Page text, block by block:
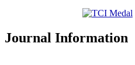
Journal Information